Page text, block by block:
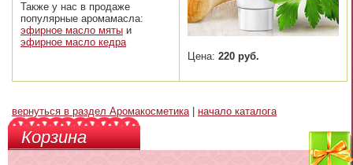
Также у нас в продаже
популярные аромамасла:
эфирное масло мяты и
эфирное масло кедра
Цена: 220 руб.
вернуться в раздел Аромакосметика| начало каталога
Корзина